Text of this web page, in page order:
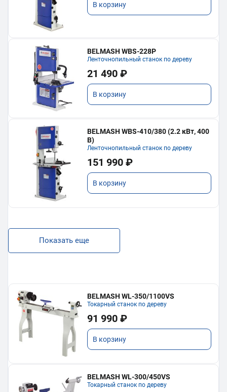
В корзину
BELMASH WBS-228P
Ленточнопильный станок по дереву
21 490 ₽
В корзину
BELMASH WBS-410/380 (2.2 кВт, 400
В)
Ленточнопильный станок по дереву
151 990 ₽
В корзину
Показать еще
BELMASH WL-350/1100VS
Токарный станок по дереву
91 990 ₽
В корзину
BELMASH WL-300/450VS
Токарный станок по дереву